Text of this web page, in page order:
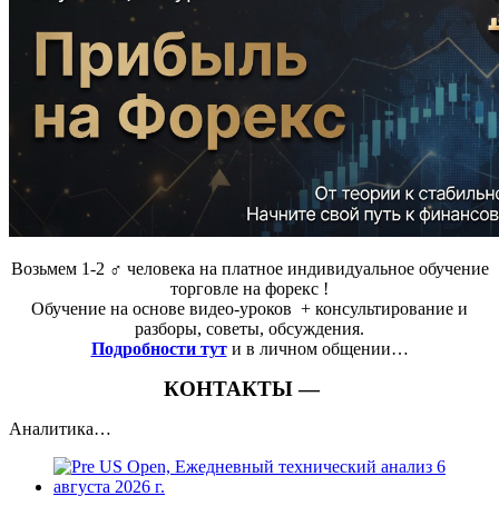
Возьмем 1-2 ‍♂️ человека на платное индивидуальное обучение
торговле на форекс !
Обучение на основе видео-уроков ️ + консультирование и
разборы, советы, обсуждения.
Подробности тут и в личном общении…
КОНТАКТЫ —
Аналитика…